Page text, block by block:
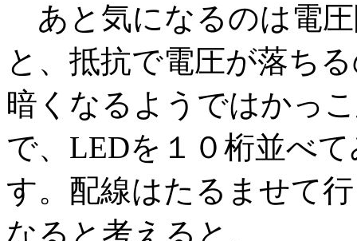
あと気になるのは電
と、抵抗で電圧が落ち
暗くなるようではかっ
で、LEDを１０桁並べ
す。配線はたるませて
なると考えると、